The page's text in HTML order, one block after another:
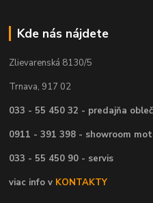
Kde nás nájdete
Zlievarenská 8130/5
Trnava, 917 02
033 - 55 450 32 - predajňa
0911 - 391 398 - showroom
033 - 55 450 90 - servis
viac info v KONTAKTY